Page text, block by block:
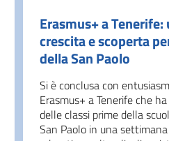
Erasmus+ a
crescita e scoperta
della San Paolo
Si è conclusa con
Erasmus+ a Tenerife che
delle classi prime della
San Paolo in una